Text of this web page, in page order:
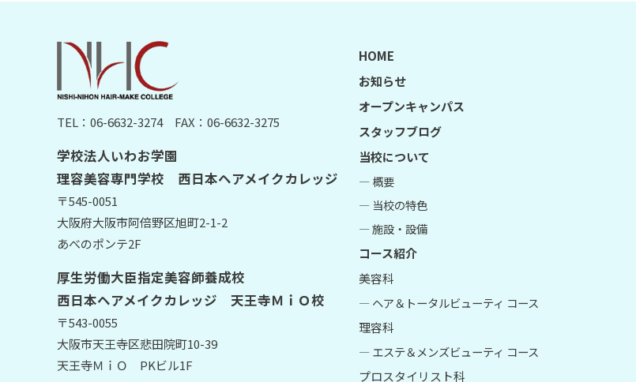
TEL：06-6632-3274FAX：06-6632-3275
学校法人いわお学園
理容美容専門学校 西日本ヘアメイクカレッジ
〒545-0051
大阪府大阪市阿倍野区旭町2-1-2
あべのポンテ2F
厚生労働大臣指定美容師養成校
西日本ヘアメイクカレッジ 天王寺ＭｉＯ校
〒543-0055
大阪市天王寺区悲田院町10-39
天王寺ＭｉＯ PKビル1F
HOME
お知らせ
オープンキャンパス
スタッフブログ
当校について
― 概要
― 当校の特色
― 施設・設備
コース紹介
美容科
― ヘア＆トータルビューティ コース
理容科
― エステ＆メンズビューティ コース
プロスタイリスト科